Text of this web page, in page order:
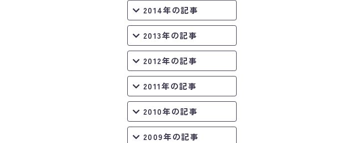
2014年の記事
2013年の記事
2012年の記事
2011年の記事
2010年の記事
2009年の記事